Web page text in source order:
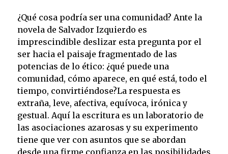
¿Qué cosa podría ser una comunidad? Ante la
novela de Salvador Izquierdo es
imprescindible deslizar esta pregunta por el
ser hacia el paisaje fragmentado de las
potencias de lo ético: ¿qué puede una
comunidad, cómo aparece, en qué está, todo el
tiempo, convirtiéndose?La respuesta es
extraña, leve, afectiva, equívoca, irónica y
gestual. Aquí la escritura es un laboratorio de
las asociaciones azarosas y su experimento
tiene que ver con asuntos que se abordan